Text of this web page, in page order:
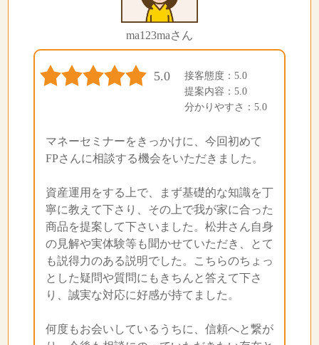
ma123maさん
5.0
接客態度：5.0
提案内容：5.0
分かりやすさ：5.0
マネーセミナーをきっかけに、今回初めて
FPさんに相談する機会をいただきました。
資産運用をする上で、まず基礎的な知識を丁
寧に教えて下さり、その上で我が家に合った
商品を提案して下さいました。松井さん自身
の見解や実体験等も聞かせていただき、とて
も説得力のある説明でした。こちらのちょっ
とした疑問や質問にもきちんと答えて下さ
り、誠実な対応に好感が持てました。
何度もお会いしているうちに、信頼へと繋が